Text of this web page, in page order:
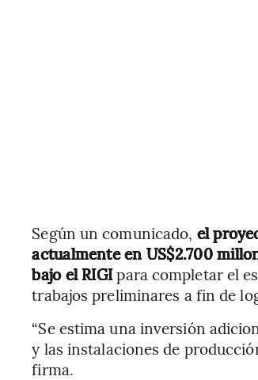
Según un comunicado, el
actualmente en US$2.700
bajo el RIGIpara completar el
trabajos preliminares a fin de
“Se estima una inversión
y las instalaciones de
firma.